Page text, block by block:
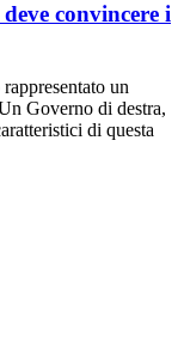
convincere i
un
Governo di destra,
di questa